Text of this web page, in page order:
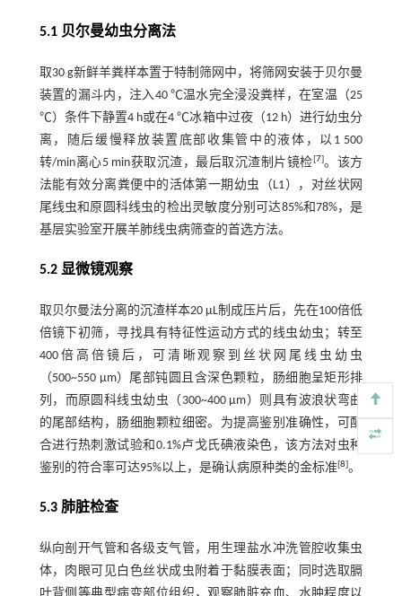
5.1 贝尔曼幼虫分离法
取30 g新鲜羊粪样本置于特制筛网中，将筛网安装于贝尔曼
装置的漏斗内，注入40 ℃温水完全浸没粪样，在室温（25
℃）条件下静置4 h或在4 ℃冰箱中过夜（12 h）进行幼虫分
离，随后缓慢释放装置底部收集管中的液体，以1 500
转/min离心5 min获取沉渣，最后取沉渣制片镜检[7]。该方
法能有效分离粪便中的活体第一期幼虫（L1），对丝状网
尾线虫和原圆科线虫的检出灵敏度分别可达85%和78%，是
基层实验室开展羊肺线虫病筛查的首选方法。
5.2 显微镜观察
取贝尔曼法分离的沉渣样本20 μL制成压片后，先在100倍低
倍镜下初筛，寻找具有特征性运动方式的线虫幼虫；转至
400倍高倍镜后，可清晰观察到丝状网尾线虫幼虫
（500~550 μm）尾部钝圆且含深色颗粒，肠细胞呈矩形排
列，而原圆科线虫幼虫（300~400 μm）则具有波浪状弯曲
的尾部结构，肠细胞颗粒细密。为提高鉴别准确性，可配
合进行热刺激试验和0.1%卢戈氏碘液染色，该方法对虫种
鉴别的符合率可达95%以上，是确认病原种类的金标准[8]。
5.3 肺脏检查
纵向剖开气管和各级支气管，用生理盐水冲洗管腔收集虫
体，肉眼可见白色丝状成虫附着于黏膜表面；同时选取膈